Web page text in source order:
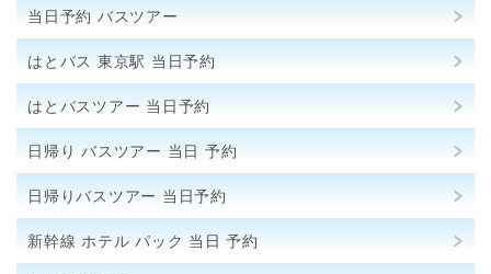
当日予約 バスツアー
はとバス 東京駅 当日予約
はとバスツアー 当日予約
日帰り バスツアー 当日 予約
日帰りバスツアー 当日予約
新幹線 ホテル パック 当日 予約